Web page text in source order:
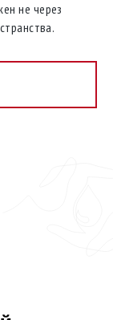
не через